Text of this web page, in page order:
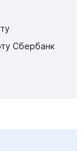
Сбербанк